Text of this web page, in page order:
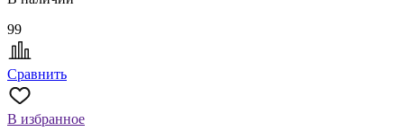
99
Сравнить
В избранное